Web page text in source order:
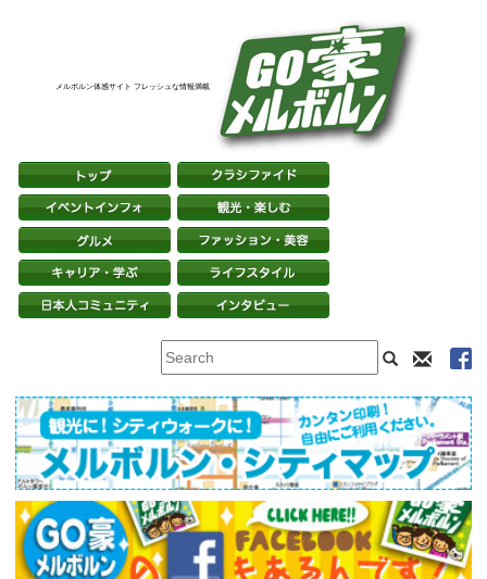
メルボルン体感サイト フレッシュな情報満載